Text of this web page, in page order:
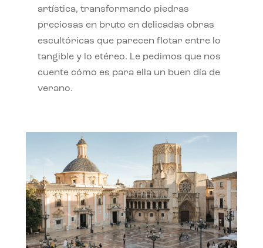
artística, transformando piedras
preciosas en bruto en delicadas obras
escultóricas que parecen flotar entre lo
tangible y lo etéreo. Le pedimos que nos
cuente cómo es para ella un buen día de
verano.